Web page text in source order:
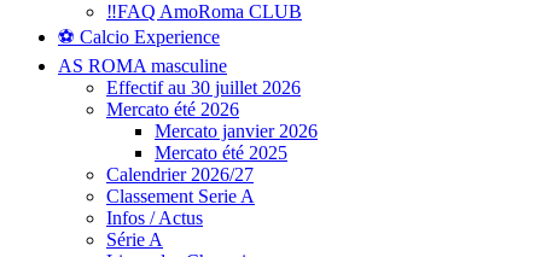
‼️FAQ AmoRoma CLUB
⚽ Calcio Experience
AS ROMA masculine
Effectif au 30 juillet 2026
Mercato été 2026
Mercato janvier 2026
Mercato été 2025
Calendrier 2026/27
Classement Serie A
Infos / Actus
Série A